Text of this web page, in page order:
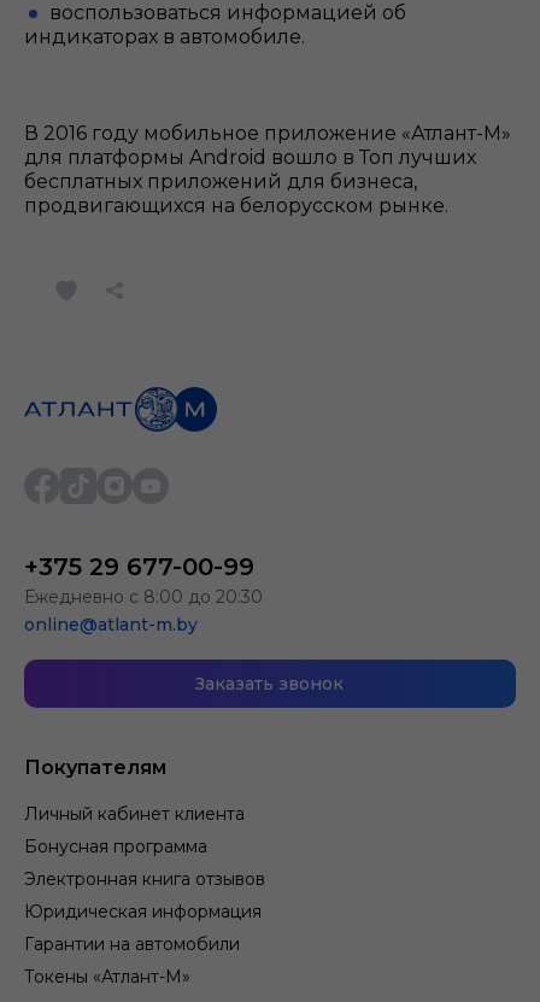
воспользоваться информацией об
индикаторах в автомобиле.
В 2016 году мобильное приложение «Атлант-М»
для платформы Android вошло в Топ лучших
бесплатных приложений для бизнеса,
продвигающихся на белорусском рынке.
Покупателям
Личный кабинет клиента
Бонусная программа
Электронная книга отзывов
Юридическая информация
Гарантии на автомобили
Токены «Атлант-М»
+375 29 677-00-99
Ежедневно с 8:00 до 20:30
online@atlant-m.by
Заказать звонок